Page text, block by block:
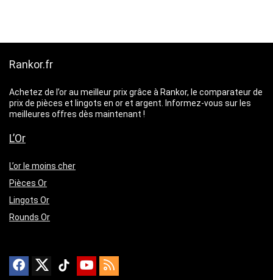
Rankor.fr
Achetez de l’or au meilleur prix grâce à Rankor, le comparateur de
prix de pièces et lingots en or et argent. Informez-vous sur les
meilleures offres dès maintenant !
L’Or
L’or le moins cher
Pièces Or
Lingots Or
Rounds Or